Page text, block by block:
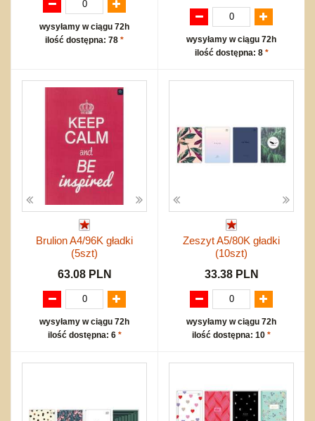
wysyłamy w ciągu 72h
ilość dostępna: 78 *
wysyłamy w ciągu 72h
ilość dostępna: 8 *
Brulion A4/96K gładki
(5szt)
63.08 PLN
wysyłamy w ciągu 72h
ilość dostępna: 6 *
Zeszyt A5/80K gładki
(10szt)
33.38 PLN
wysyłamy w ciągu 72h
ilość dostępna: 10 *